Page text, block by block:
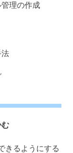
理の作成
法
む
きるようにする